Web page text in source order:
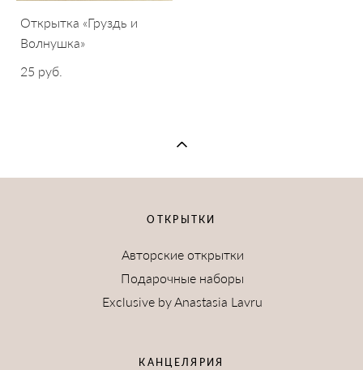
Открытка «Груздь и
Волнушка»
25 pуб.
ОТКРЫТКИ
Авторские открытки
Подарочные наборы
Exclusive by Anastasia Lavru
КАНЦЕЛЯРИЯ